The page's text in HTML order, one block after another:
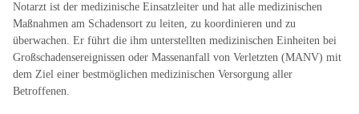
Notarzt ist der medizinische Einsatzleiter und hat alle medizinischen
Maßnahmen am Schadensort zu leiten, zu koordinieren und zu
überwachen. Er führt die ihm unterstellten medizinischen Einheiten bei
Großschadensereignissen oder Massenanfall von Verletzten (MANV) mit
dem Ziel einer bestmöglichen medizinischen Versorgung aller
Betroffenen.